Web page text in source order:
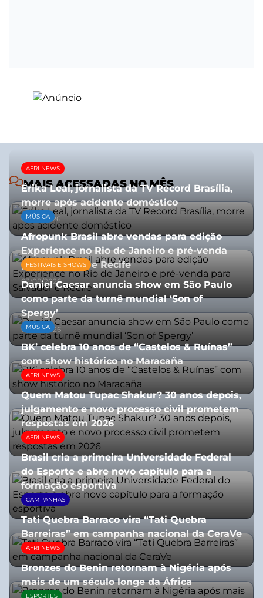
MAIS ACESSADAS NO MÊS
AFRI NEWS
Érika Leal, jornalista da TV Record Brasília,
morre após acidente doméstico
08/07/2026
MÚSICA
Afropunk Brasil abre vendas para edição
Experience no Rio de Janeiro e pré-venda
para Salvador e Recife
03/08/2026
FESTIVAIS E SHOWS
Daniel Caesar anuncia show em São Paulo
como parte da turnê mundial ‘Son of
Spergy’
05/08/2026
MÚSICA
BK’ celebra 10 anos de “Castelos & Ruínas”
com show histórico no Maracaña
06/08/2026
AFRI NEWS
Quem Matou Tupac Shakur? 30 anos depois,
julgamento e novo processo civil prometem
respostas em 2026
05/08/2026
AFRI NEWS
Brasil cria a primeira Universidade Federal
do Esporte e abre novo capítulo para a
formação esportiva
08/07/2026
CAMPANHAS
Tati Quebra Barraco vira “Tati Quebra
Barreiras” em campanha nacional da CeraVe
08/07/2026
AFRI NEWS
Bronzes do Benin retornam à Nigéria após
mais de um século longe da África
ESPORTES